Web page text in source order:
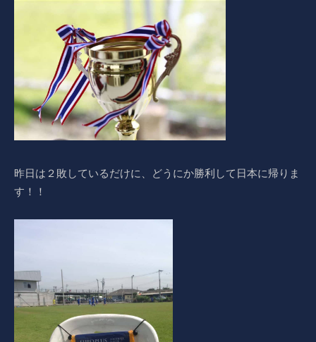
昨日は２敗しているだけに、どうにか勝利して日本に帰りま
す！！